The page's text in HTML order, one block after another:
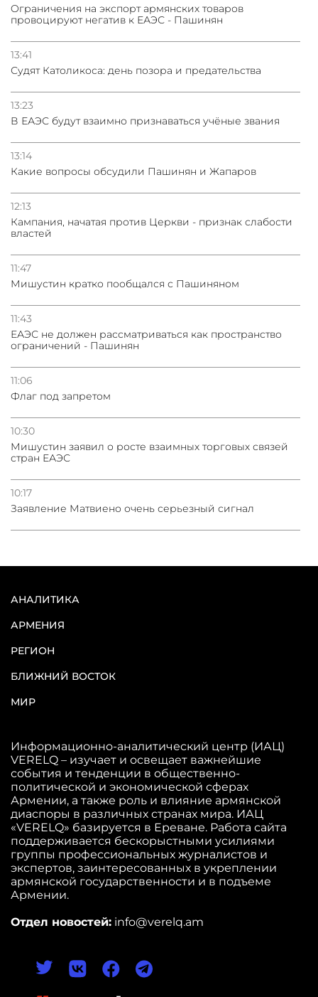
Oграничения на экспорт армянских товаров
провоцируют негатив к ЕАЭС - Пашинян
13:41
Судят Католикоса: день позора и предательства
13:23
В ЕАЭС будут взаимно признаваться учёные звания
13:14
Какие вопросы обсудили Пашинян и Жапаров
12:13
Кампания, начатая против Церкви - признак слабости
властей
11:47
Мишустин кратко пообщался с Пашиняном
11:43
ЕАЭС не должен рассматриваться как пространство
ограничений - Пашинян
11:06
Флаг под запретом
10:30
Мишустин заявил о росте взаимных торговых связей
стран ЕАЭС
10:17
Заявление Матвиено очень серьезный сигнал
АНАЛИТИКА
АРМЕНИЯ
РЕГИОН
БЛИЖНИЙ ВОСТОК
МИР
Информационно-аналитический центр (ИАЦ)
VERELQ – изучает и освещает важнейшие
события и тенденции в общественно-
политической и экономической сферах
Армении, а также роль и влияние армянской
диаспоры в различных странах мира. ИАЦ
«VERELQ» базируется в Ереване. Работа сайта
поддерживается бескорыстными усилиями
группы профессиональных журналистов и
экспертов, заинтересованных в укреплении
армянской государственности и в подъеме
Армении.
Отдел новостей: info@verelq.am